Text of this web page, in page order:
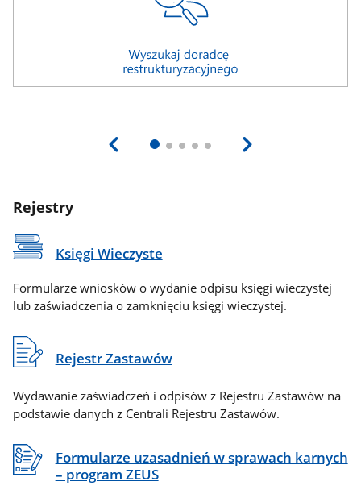
Rejestry
Księgi Wieczyste
Formularze wniosków o wydanie odpisu księgi wieczystej
lub zaświadczenia o zamknięciu księgi wieczystej.
Rejestr Zastawów
Wydawanie zaświadczeń i odpisów z Rejestru Zastawów na
podstawie danych z Centrali Rejestru Zastawów.
Formularze uzasadnień w sprawach karnych
– program ZEUS